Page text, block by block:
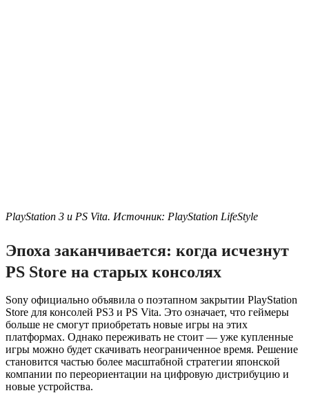
PlayStation 3 и PS Vita. Источник: PlayStation LifeStyle
Эпоха заканчивается: когда исчезнут
PS Store на старых консолях
Sony официально объявила о поэтапном закрытии PlayStation
Store для консолей PS3 и PS Vita. Это означает, что геймеры
больше не смогут приобретать новые игры на этих
платформах. Однако переживать не стоит — уже купленные
игры можно будет скачивать неограниченное время. Решение
становится частью более масштабной стратегии японской
компании по переориентации на цифровую дистрибуцию и
новые устройства.